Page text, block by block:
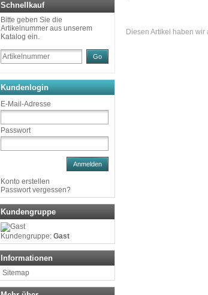
Diesen Artikel haben
Schnellkauf
Bitte geben Sie die
Artikelnummer aus unserem
Katalog ein.
Go
Kundenlogin
E-Mail-Adresse
Passwort
Anmelden
Konto erstellen
Passwort vergessen?
Kundengruppe
Kundengruppe: Gast
Informationen
Sitemap